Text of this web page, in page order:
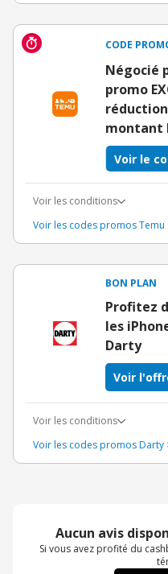
CODE
Négocié
promo
montant
Voir le
Voir les conditions
Voir les codes promos Temu
BON PLAN
Profitez
les
Darty
Voir
Voir les conditions
Voir les codes promos Darty
Aucun avis
Si vous avez profité du